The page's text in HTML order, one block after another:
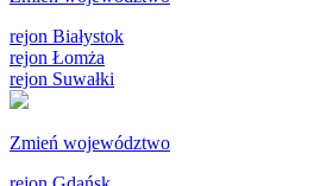
rejon Białystok
rejon Łomża
rejon Suwałki
Zmień województwo